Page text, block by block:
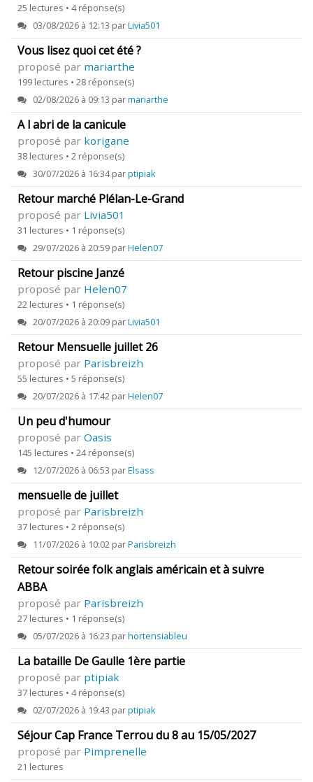
25 lectures • 4 réponse(s)
03/08/2026 à 12:13 parLivia501
Vous lisez quoi cet été ?
proposé par mariarthe
199 lectures • 28 réponse(s)
02/08/2026 à 09:13 parmariarthe
A l abri de la canicule
proposé par korigane
38 lectures • 2 réponse(s)
30/07/2026 à 16:34 parptipiak
Retour marché Plélan-Le-Grand
proposé par Livia501
31 lectures • 1 réponse(s)
29/07/2026 à 20:59 parHelen07
Retour piscine Janzé
proposé par Helen07
22 lectures • 1 réponse(s)
20/07/2026 à 20:09 parLivia501
Retour Mensuelle juillet 26
proposé par Parisbreizh
55 lectures • 5 réponse(s)
20/07/2026 à 17:42 parHelen07
Un peu d'humour
proposé par Oasis
145 lectures • 24 réponse(s)
12/07/2026 à 06:53 parElsass
mensuelle de juillet
proposé par Parisbreizh
37 lectures • 2 réponse(s)
11/07/2026 à 10:02 parParisbreizh
Retour soirée folk anglais américain et à suivre
ABBA
proposé par Parisbreizh
27 lectures • 1 réponse(s)
05/07/2026 à 16:23 parhortensiableu
La bataille De Gaulle 1ère partie
proposé par ptipiak
37 lectures • 4 réponse(s)
02/07/2026 à 19:43 parptipiak
Séjour Cap France Terrou du 8 au 15/05/2027
proposé par Pimprenelle
21 lectures